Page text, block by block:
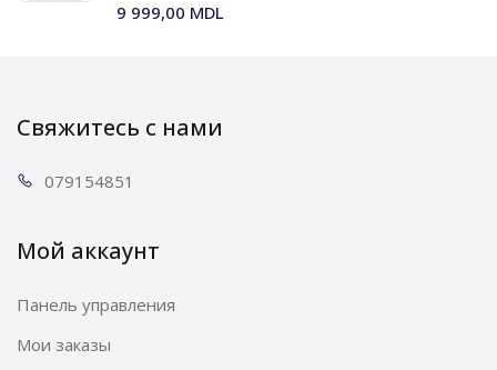
9 999,00 MDL
Свяжитесь с нами
0791 54851
Мой аккаунт
Панель управления
Мои заказы